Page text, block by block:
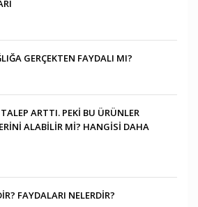
GERÇEKTEN FAYDALI MI?
ARTTI. PEKİ BU ÜRÜNLER
ALABİLİR Mİ? HANGİSİ DAHA
FAYDALARI NELERDİR?